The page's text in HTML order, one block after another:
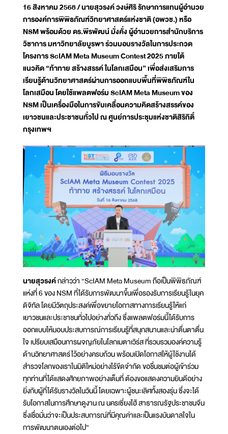
16 สิงหาคม 2568 / นายสุวรงค์ วงษ์ศิริ รักษาการแทนผู้อำนวย
การองค์การพิพิธภัณฑ์วิทยาศาสตร์แห่งชาติ (อพวช.) หรือ
NSM พร้อมด้วย ดร.พีรพัฒน์ มั่งคั่ง ผู้อำนวยการสำนักบริการ
วิชาการ มหาวิทยาลัยบูรพา ร่วมมอบรางวัลในการประกวด
โครงการ ScIAM Meta Museum Contest 2025 ภายใต้
แนวคิด “ท้าทาย สร้างสรรค์ ในโลกเสมือน” เพื่อส่งเสริมการ
เรียนรู้ด้านวิทยาศาสตร์ผ่านการออกแบบพื้นที่พิพิธภัณฑ์ใน
โลกเสมือน โดยใช้แพลตฟอร์ม ScIAM Meta Museum ของ
NSM เป็นเครื่องมือในการขับเคลื่อนความคิดสร้างสรรค์ของ
เยาวชนและประชาชนทั่วไป ณ ศูนย์การประชุมแห่งชาติสิริกิติ์
กรุงเทพฯ
นายสุวรงค์กล่าวว่า “ScIAM Meta Museum ถือเป็นพิพิธภัณฑ์
แห่งที่ 6 ของ NSM ที่ได้รับการพัฒนาขึ้นเพื่อรองรับการเรียนรู้ในยุค
ดิจิทัล โดยมีวัตถุประสงค์เพื่อขยายโอกาสทางการเรียนรู้ให้แก่
เยาวชนและประชาชนทั่วไปอย่างทั่วถึง ซึ่งแพลตฟอร์มนี้ได้รับการ
ออกแบบให้มอบประสบการณ์การเรียนรู้ที่สนุกสนานและน่าตื่นตาตื่น
ใจ เปรียบเสมือนการผจญภัยในโลกเมตาเวิร์ส ที่รวบรวมองค์ความรู้
ด้านวิทยาศาสตร์ไว้อย่างครบถ้วน พร้อมเปิดโอกาสให้ผู้ใช้งานได้
สำรวจโลกของเราในมิติใหม่อย่างไร้ขีดจำกัด ขอชื่นชมต่อผู้เข้าร่วม
ทุกท่านที่ได้แสดงศักยภาพอย่างเต็มที่ ต้องขอแสดงความยินดีอย่าง
ยิ่งกับผู้ที่ได้รับรางวัลในวันนี้ โดยเฉพาะผู้ชนะเลิศทั้งสองรุ่น ซึ่งจะได้
รับโอกาสในการศึกษาดูงาน ณ นครเซี่ยงไฮ้ สาธารณรัฐประชาชนจีน
ซึ่งเชื่อมั่นว่าจะเป็นประสบการณ์ที่มีคุณค่าและเป็นแรงบันดาลใจใน
การพัฒนาตนเองต่อไป”